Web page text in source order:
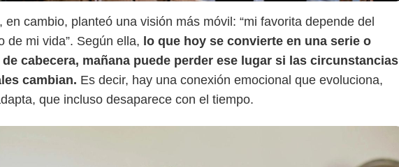
en cambio, planteó una visión más móvil: “mi favorita depende del
de mi vida”. Según ella, lo que hoy se convierte en una serie o
cabecera, mañana puede perder ese lugar si las circunstancias
cambian. Es decir, hay una conexión emocional que evoluciona,
que incluso desaparece con el tiempo.